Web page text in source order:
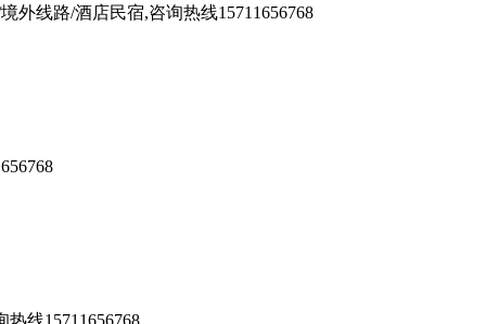
外线路/酒店民宿,咨询热线15711656768
线15711656768